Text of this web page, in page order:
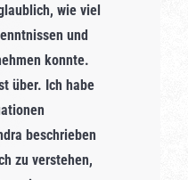
wie viel
und
konnte.
über. Ich habe
beschrieben
zu verstehen,